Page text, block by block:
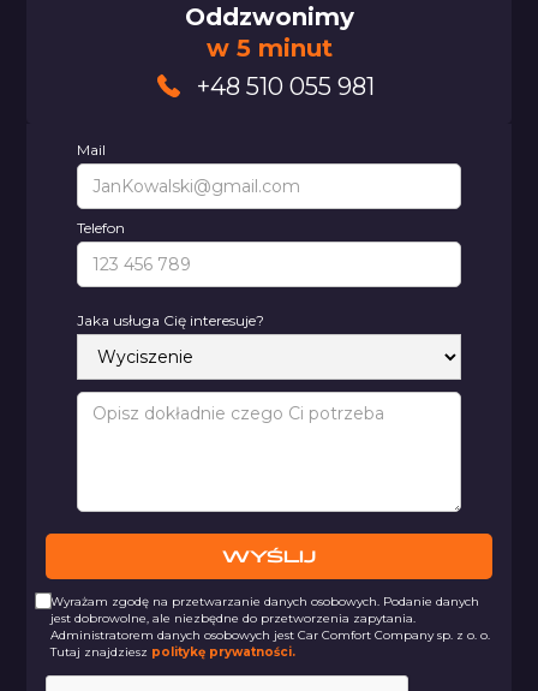
Oddzwonimy
w 5 minut
+48 510 055 981
Mail
Telefon
Jaka usługa Cię interesuje?
Wyrażam zgodę na przetwarzanie danych osobowych. Podanie danych
jest dobrowolne, ale niezbędne do przetworzenia zapytania.
Administratorem danych osobowych jest Car Comfort Company sp. z o. o.
Tutaj znajdziesz politykę prywatności.